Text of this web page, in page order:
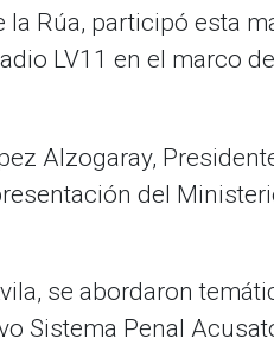
Rúa, participó esta
LV11 en el marco
Alzogaray,
del
se abordaron
Sistema Penal